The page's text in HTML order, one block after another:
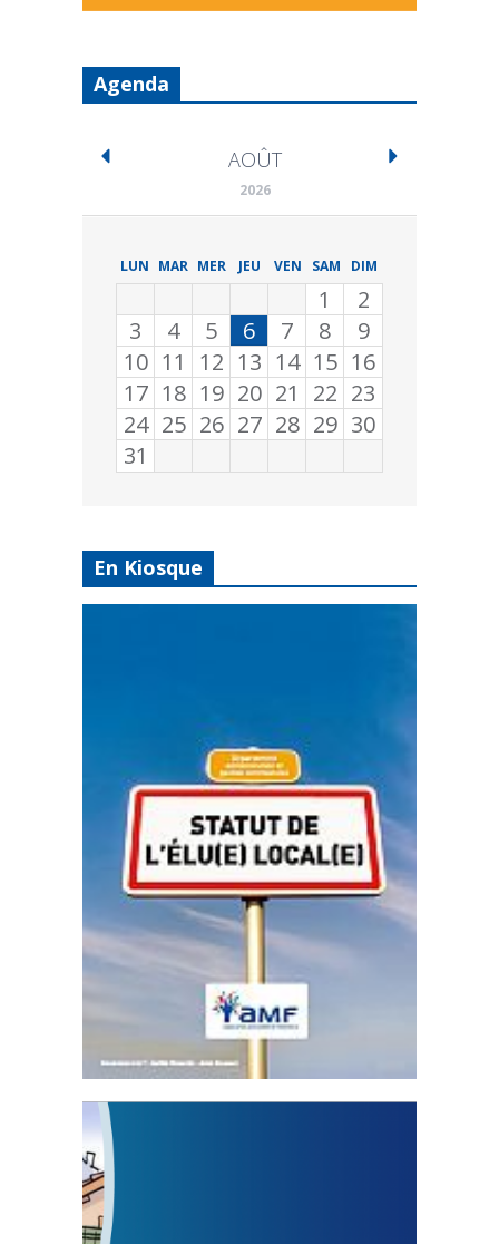
Agenda
AOÛT
2026
LUN MAR MER JEU VEN SAM DIM
1
2
3
4 5 6 7 8
9
10 11 12 13 14 15 16
17 18 19 20 21 22 23
24 25 26 27 28 29 30
31
En Kiosque
Statut de l’élu local
3 avril 2024
Mise à jour avril 2024
FEUILLETER